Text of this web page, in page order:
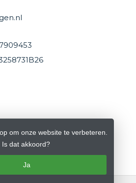
om onze website te verbeteren.
Is dat akkoord?
Ja